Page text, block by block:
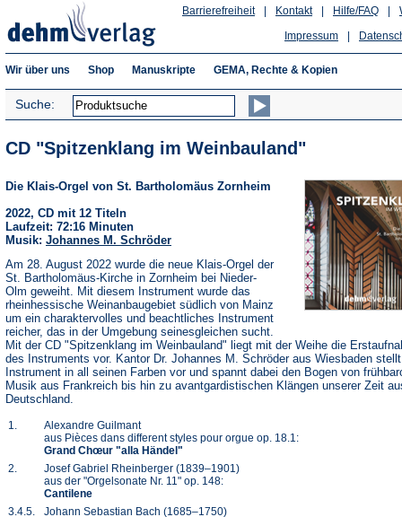
Hilfe/FAQ
Kontakt
Barrierefreiheit
Impressum
Wir über uns Shop Manuskripte GEMA, Rechte & Kopien
Suche:
CD "Spitzenklang im Weinbauland"
Die Klais-Orgel von St. Bartholomäus Zornheim
2022, CD mit 12 Titeln
Laufzeit: 72:16 Minuten
Musik: Johannes M. Schröder
Am 28. August 2022 wurde die neue Klais-Orgel der
St. Bartholomäus-Kirche in Zornheim bei Nieder-
Olm geweiht. Mit diesem Instrument wurde das
rheinhessische Weinanbaugebiet südlich von Mainz
um ein charaktervolles und beachtliches Instrument
reicher, das in der Umgebung seinesgleichen sucht.
Mit der CD "Spitzenklang im Weinbauland" liegt mit der Weihe die
des Instruments vor. Kantor Dr. Johannes M. Schröder aus Wiesbaden
Instrument in all seinen Farben vor und spannt dabei den Bogen von
Musik aus Frankreich bis hin zu avantgardistischen Klängen unserer Zeit
Deutschland.
1.
Alexandre Guilmant
aus Pièces dans different styles pour orgue op. 18.1:
Grand Chœur "alla Händel"
2.
Josef Gabriel Rheinberger (1839–1901)
aus der "Orgelsonate Nr. 11" op. 148:
Cantilene
3.4.5.
Johann Sebastian Bach (1685–1750)